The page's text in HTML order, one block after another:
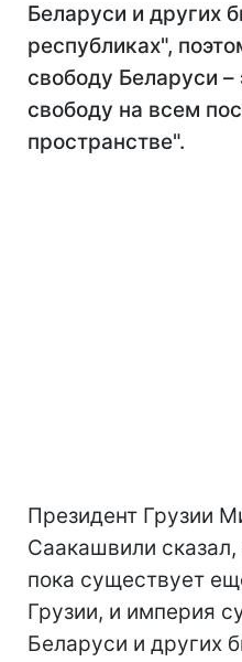
Беларуси и других
республиках",
свободу Беларуси –
свободу на всем
пространстве".
Президент Грузии
Саакашвили сказал,
пока существует
Грузии, и империя
Беларуси и других